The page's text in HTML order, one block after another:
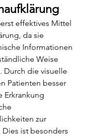
effektives Mittel
da sie
Informationen
Weise
Durch die visuelle
Patienten besser
Erkrankung
zur
ist besonders